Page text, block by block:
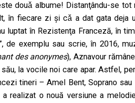
douǎ albume! Distanţându-se tot
în fiecare zi şi cǎ a dat gata deja
luptat în Rezistenţa Franceză, în
de exemplu sau scrie, în 2016,
des anonymes), Aznavour
la vocile noi care apar. Astfel,
tineri – Amel Bent, Soprano sau
realizat o nouă versiune a